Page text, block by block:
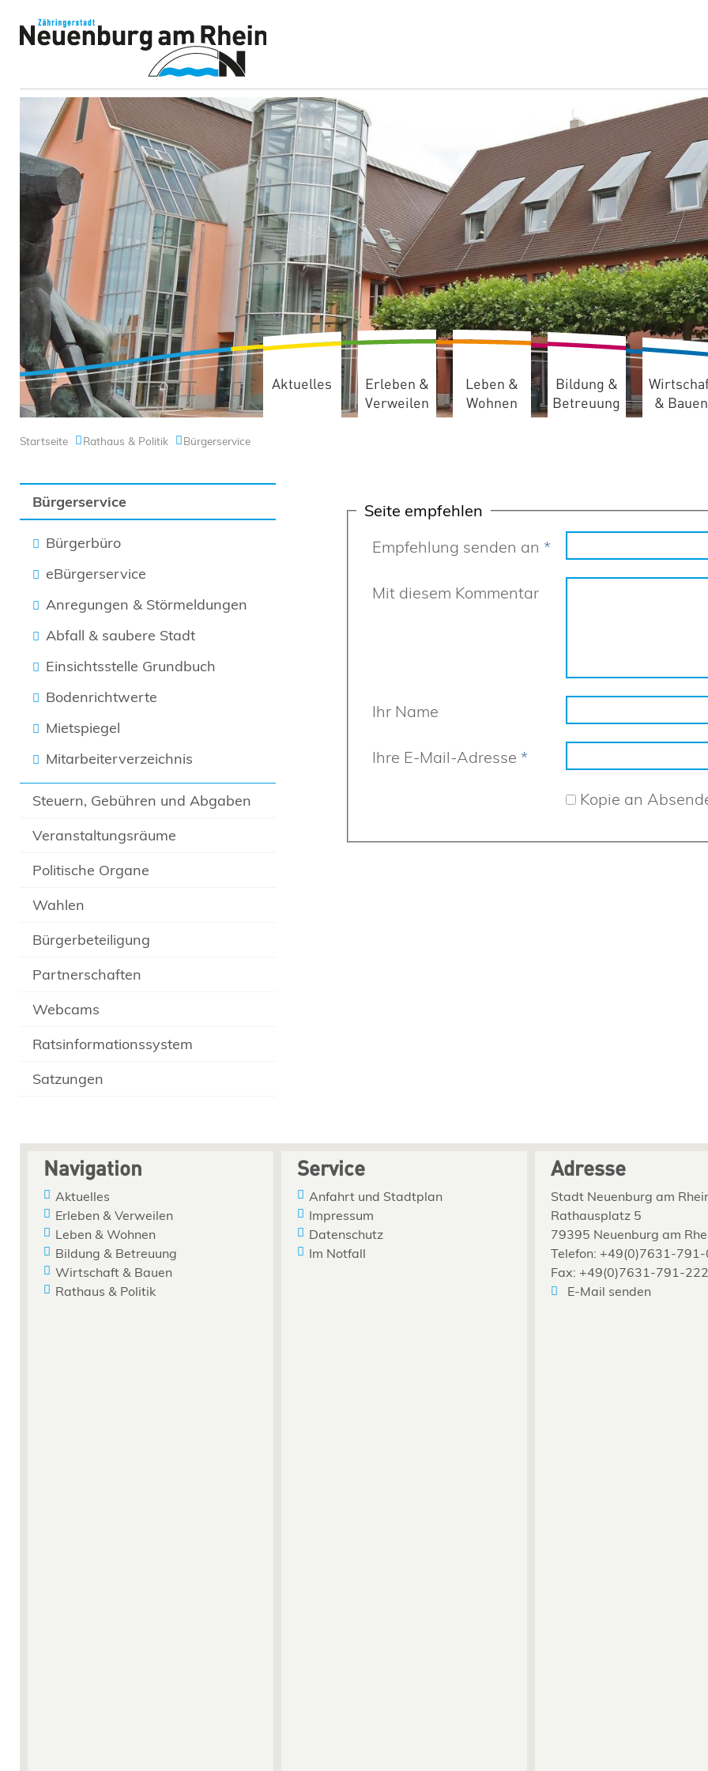
Aktuelles
Erleben &
Verweilen
Leben &
Wohnen
Bildung &
Betreuung
& Bauen
Startseite Rathaus & Politik Bürgerservice
Bürgerservice
Bürgerbüro
eBürgerservice
Anregungen & Störmeldungen
Abfall & saubere Stadt
Einsichtsstelle Grundbuch
Bodenrichtwerte
Mietspiegel
Mitarbeiterverzeichnis
Steuern, Gebühren und Abgaben
Veranstaltungsräume
Politische Organe
Wahlen
Bürgerbeteiligung
Partnerschaften
Webcams
Ratsinformationssystem
Satzungen
Seite empfehlen
Empfehlung senden an *
Mit diesem Kommentar
Ihr Name
Ihre E-Mail-Adresse *
Kopie an
Navigation
Aktuelles
Erleben & Verweilen
Leben & Wohnen
Bildung & Betreuung
Wirtschaft & Bauen
Rathaus & Politik
Service
Anfahrt und Stadtplan
Impressum
Datenschutz
Im Notfall
Adresse
Stadt Neuenburg am
Rathausplatz 5
79395 Neuenburg am
Telefon: +49(0)7631-
Fax: +49(0)7631-791-222
E-Mail senden